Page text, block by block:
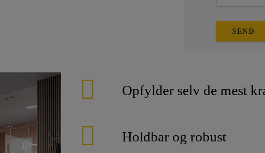
SEND
Opfylder selv de mest
Holdbar og robust